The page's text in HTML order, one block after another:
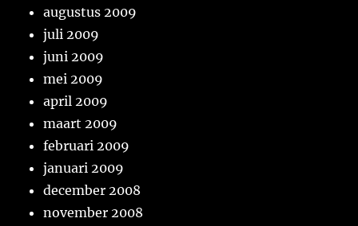
augustus 2009
juli 2009
juni 2009
mei 2009
april 2009
maart 2009
februari 2009
januari 2009
december 2008
november 2008